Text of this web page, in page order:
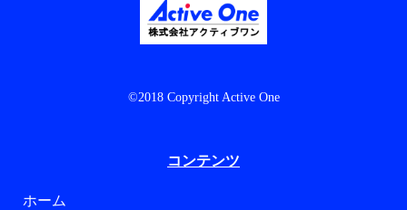
©2018 Copyright Active One
コンテンツ
ホーム